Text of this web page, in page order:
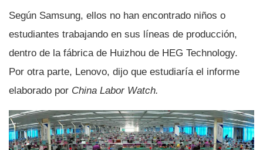
Según Samsung, ellos no han encontrado niños o
estudiantes trabajando en sus lí­neas de producción,
dentro de la fábrica de Huizhou de HEG Technology.
Por otra parte, Lenovo, dijo que estudiarí­a el informe
elaborado por China Labor Watch.